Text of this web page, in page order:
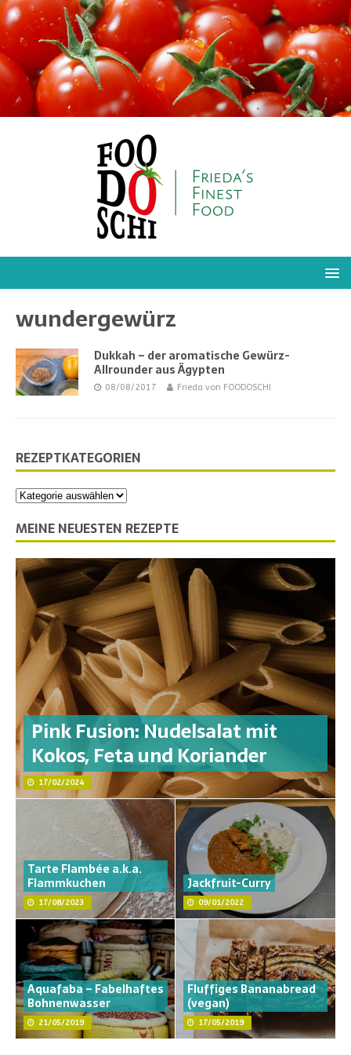
wundergewürz
Dukkah – der aromatische Gewürz-
Allrounder aus Ägypten
08/08/2017 Frieda von FOODOSCHI
REZEPTKATEGORIEN
MEINE NEUESTEN REZEPTE
Pink Fusion: Nudelsalat mit
Kokos, Feta und Koriander
17/02/2024
Tarte Flambée a.k.a.
Flammkuchen
17/08/2023
Jackfruit-Curry
09/01/2022
Aquafaba – Fabelhaftes
Bohnenwasser
21/05/2019
Fluffiges Bananabread
(vegan)
17/05/2019